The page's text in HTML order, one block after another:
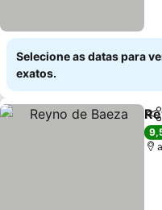
Selecione as datas para
exatos.